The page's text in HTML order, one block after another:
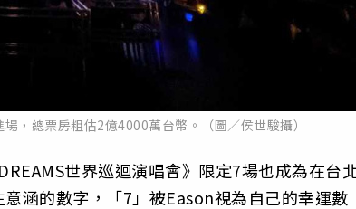
，總票房粗估2億4000萬台幣。（圖／侯世駿攝）
世界巡迴演唱會》限定7場也成為在台
涵的數字，「7」被Eason視為自己的幸運數